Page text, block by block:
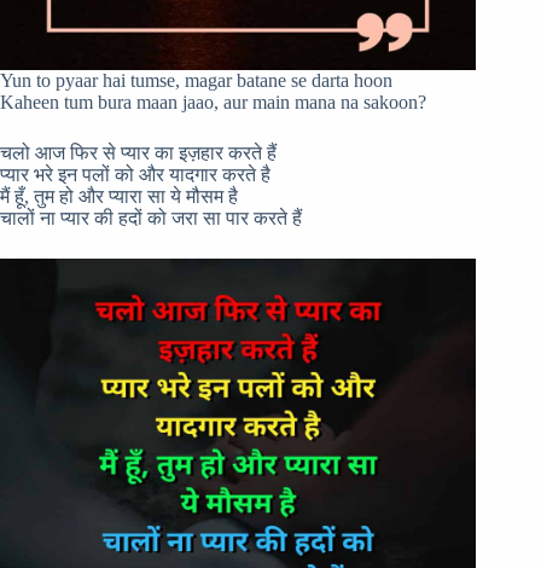
Yun to pyaar hai tumse, magar batane se darta hoon
Kaheen tum bura maan jaao, aur main mana na sakoon?
चलो आज फिर से प्यार का इज़हार करते हैं
प्यार भरे इन पलों को और यादगार करते है
मैं हूँ, तुम हो और प्यारा सा ये मौसम है
चालों ना प्यार की हदों को जरा सा पार करते हैं